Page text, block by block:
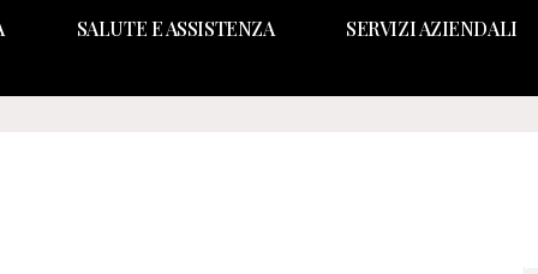
SALUTE E ASSISTENZA SERVIZI AZIENDALI